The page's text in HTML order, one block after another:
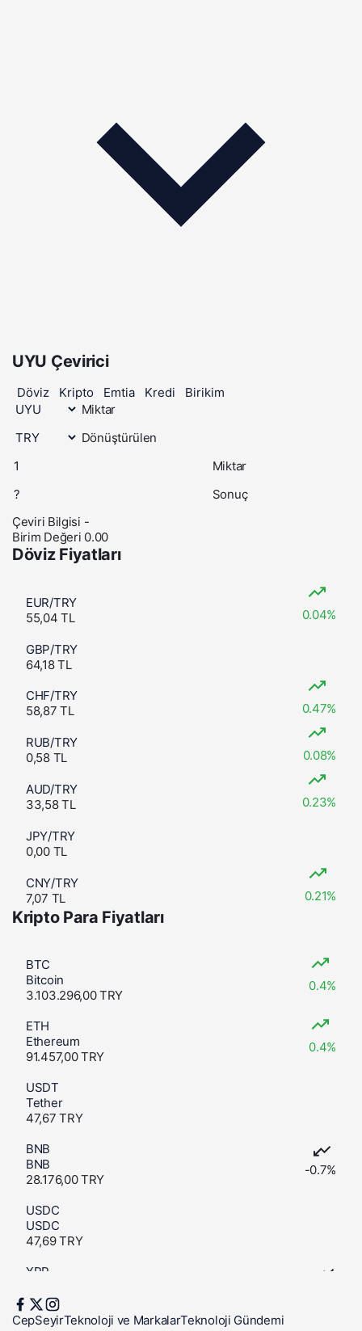
UYU Çevirici
Döviz Kripto Emtia Kredi
Birikim
Miktar
Dönüştürülen
Miktar
Sonuç
Çeviri Bilgisi -
Birim Değeri 0.00
Döviz Fiyatları
EUR/TRY
55,04 TL
0.04%
GBP/TRY
64,18 TL
CHF/TRY
58,87 TL
0.47%
RUB/TRY
0,58 TL
0.08%
AUD/TRY
33,58 TL
0.23%
JPY/TRY
0,00 TL
CNY/TRY
7,07 TL
0.21%
Kripto Para Fiyatları
BTC
Bitcoin
3.103.296,00 TRY
0.4%
ETH
Ethereum
91.457,00 TRY
0.4%
USDT
Tether
47,67 TRY
BNB
BNB
28.176,00 TRY
-0.7%
USDC
USDC
47,69 TRY
XRP
49,36 TRY
CepSeyirTeknoloji ve MarkalarTeknoloji Gündemi